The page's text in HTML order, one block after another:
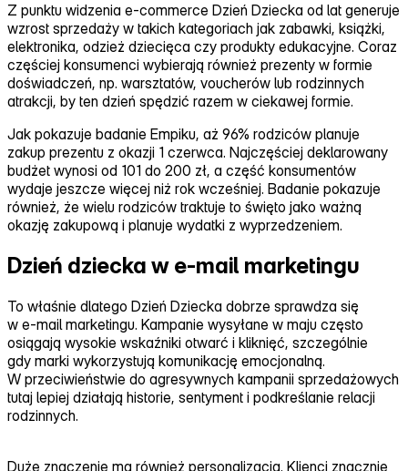
Z punktu widzenia e‑commerce Dzień Dziecka od lat generuje
wzrost sprzedaży w takich kategoriach jak zabawki, książki,
elektronika, odzież dziecięca czy produkty edukacyjne. Coraz
częściej konsumenci wybierają również prezenty w formie
doświadczeń, np. warsztatów, voucherów lub rodzinnych
atrakcji, by ten dzień spędzić razem w ciekawej formie.
Jak pokazuje badanie Empiku, aż 96% rodziców planuje
zakup prezentu z okazji 1 czerwca. Najczęściej deklarowany
budżet wynosi od 101 do 200 zł, a część konsumentów
wydaje jeszcze więcej niż rok wcześniej. Badanie pokazuje
również, że wielu rodziców traktuje to święto jako ważną
okazję zakupową i planuje wydatki z wyprzedzeniem.
Dzień dziecka w e-mail marketingu
To właśnie dlatego Dzień Dziecka dobrze sprawdza się
w e‑mail marketingu. Kampanie wysyłane w maju często
osiągają wysokie wskaźniki otwarć i kliknięć, szczególnie
gdy marki wykorzystują komunikację emocjonalną.
W przeciwieństwie do agresywnych kampanii sprzedażowych
tutaj lepiej działają historie, sentyment i podkreślanie relacji
rodzinnych.
Duże znaczenie ma również personalizacja. Klienci znacznie